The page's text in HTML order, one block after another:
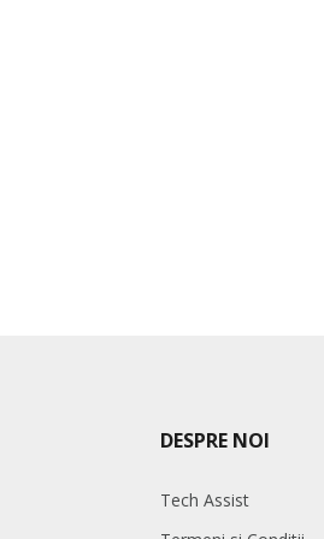
DESPRE NOI
Tech Assist